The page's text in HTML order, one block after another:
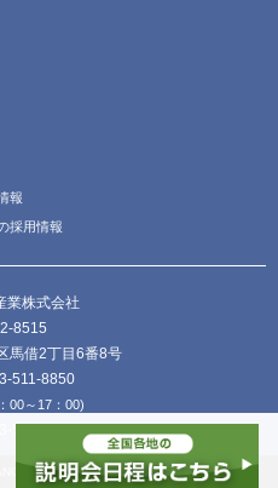
報
採用情報
業株式会社
8515
馬借2丁目6番8号
511-8850
00～17：00)
511-8838
Co.,Ltd. all Rights Reserved.